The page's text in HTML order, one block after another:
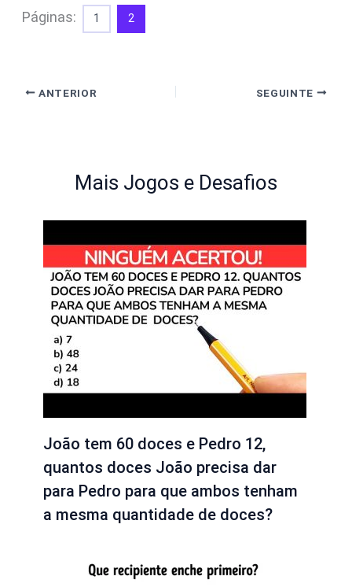
Páginas: 1 2
ANTERIOR SEGUINTE
Mais Jogos e Desafios
João tem 60 doces e Pedro 12,
quantos doces João precisa dar
para Pedro para que ambos tenham
a mesma quantidade de doces?